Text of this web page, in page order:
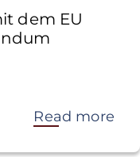
dem EU
Read more